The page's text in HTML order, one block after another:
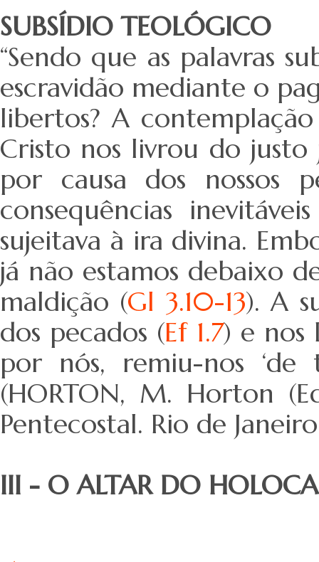
SUBSÍDIO TEOLÓGICO
“Sendo que as palavras
escravidão mediante o
libertos? A
Cristo nos livrou do justo
por causa dos nossos
consequências
sujeitava à ira divina.
já não estamos debaixo
maldição (Gl 3.10-13). A
dos pecados (Ef 1.7) e nos
por nós, remiu-nos
(HORTON, M. Horton
Pentecostal. Rio de
III - O ALTAR DO